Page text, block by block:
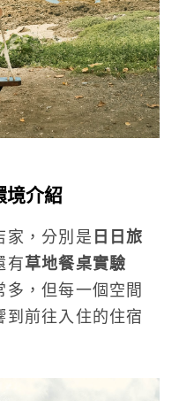
境介紹
家，分別是 日日旅
有草地餐桌實驗
多，但每一個空間
前往入住的住宿